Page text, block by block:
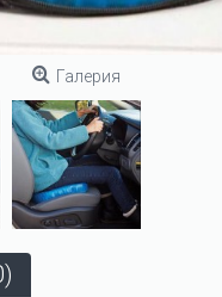
Галерия